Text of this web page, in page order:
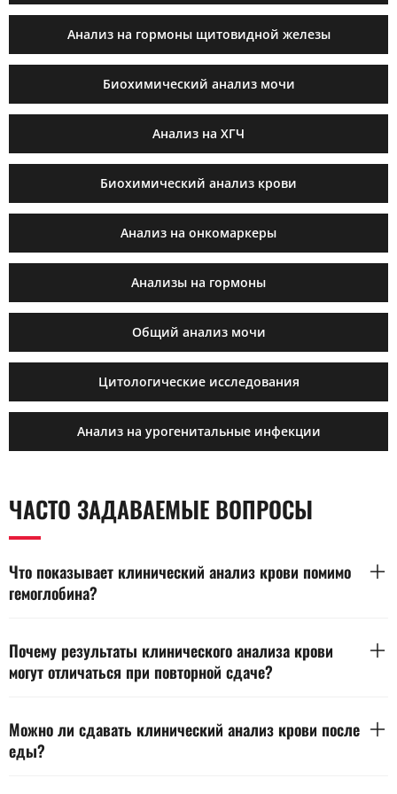
Анализ на гормоны щитовидной железы
Биохимический анализ мочи
Анализ на ХГЧ
Биохимический анализ крови
Анализ на онкомаркеры
Анализы на гормоны
Общий анализ мочи
Цитологические исследования
Анализ на урогенитальные инфекции
ЧАСТО ЗАДАВАЕМЫЕ ВОПРОСЫ
Что показывает клинический анализ крови помимо
гемоглобина?
иммунного ответа и возможных воспалений. Важно
учитывать количество лейкоцитов, тромбоцитов и
распределение клеток по формуле. Оценку дает специалист
Почему результаты клинического анализа крови
могут отличаться при повторной сдаче?
физической нагрузки и питания. Даже легкий стресс
способен изменить уровень лейкоцитов или гемоглобина.
При повторной сдаче стоит придерживаться одинаковых
Можно ли сдавать клинический анализ крови после
еды?